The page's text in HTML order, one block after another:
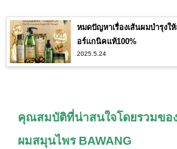
หมดปัญหาเรื่องเส้นผมบำรุงใ
อร์แกนิคแท้100%
2025.5.24
คุณสมบัติที่น่าสนใจโดยรวมขอ
ผมสมุนไพร BAWANG